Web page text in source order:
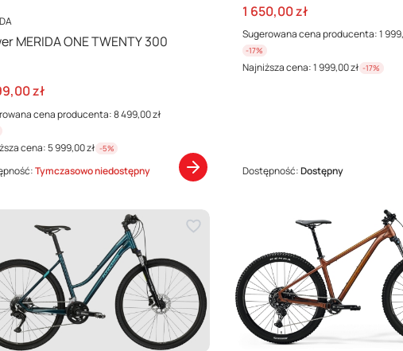
MERIDA ONE TWENTY 300
promocyjna
zł
cena producenta:8 499,00 zł
cena:5 999,00 zł -5%
Tymczasowo niedostępny
Cena promocyjna
1 650,00 zł
Sugerowana cena producenta:1
-17%
Najniższa cena:1 999,00 zł -17%
Dostępność:Dostępny